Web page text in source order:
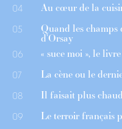
04 Au cœur de la
05 Quand les champs
d’Orsay
06 « suce moi », le
07 La cène ou le
08 Il faisait plus
09 Le terroir français